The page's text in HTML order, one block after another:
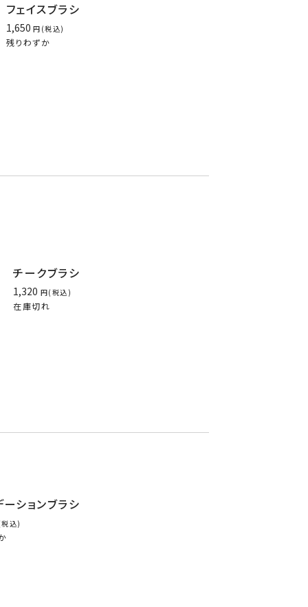
フェイスブラシ
1,650 税込
残りわずか
チークブラシ
1,320 税込
在庫切れ
ーションブラシ
税込